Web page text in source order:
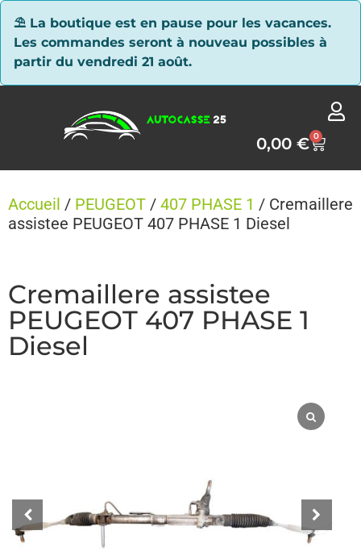
⛱ La boutique est en pause pour les vacances.
Les commandes seront à nouveau possibles à
partir du vendredi 21 août.
0,00€ 0
Accueil / PEUGEOT / 407 PHASE 1 / Cremaillere
assistee PEUGEOT 407 PHASE 1 Diesel
Cremaillere assistee
PEUGEOT 407 PHASE 1
Diesel
Panneau de gestion des cookies